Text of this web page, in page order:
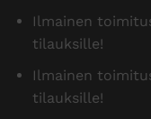
Ilmainen
tilauksille!
Ilmainen
tilauksille!